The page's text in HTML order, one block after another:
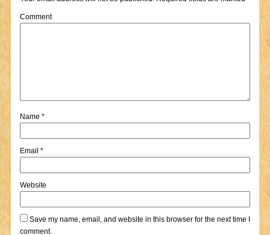
Comment
Name *
Email *
Website
Save my name, email, and website in this browser for the next time I
comment.